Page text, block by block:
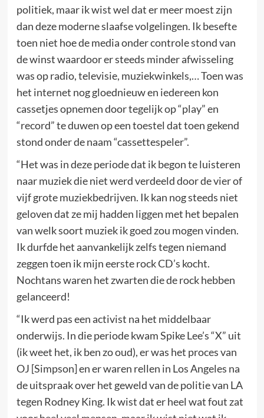
politiek, maar ik wist wel dat er meer moest zijn
dan deze moderne slaafse volgelingen. Ik besefte
toen niet hoe de media onder controle stond van
de winst waardoor er steeds minder afwisseling
was op radio, televisie, muziekwinkels,… Toen was
het internet nog gloednieuw en iedereen kon
cassetjes opnemen door tegelijk op “play” en
“record” te duwen op een toestel dat toen gekend
stond onder de naam “cassettespeler”.
“Het was in deze periode dat ik begon te luisteren
naar muziek die niet werd verdeeld door de vier of
vijf grote muziekbedrijven. Ik kan nog steeds niet
geloven dat ze mij hadden liggen met het bepalen
van welk soort muziek ik goed zou mogen vinden.
Ik durfde het aanvankelijk zelfs tegen niemand
zeggen toen ik mijn eerste rock CD’s kocht.
Nochtans waren het zwarten die de rock hebben
gelanceerd!
“Ik werd pas een activist na het middelbaar
onderwijs. In die periode kwam Spike Lee’s “X” uit
(ik weet het, ik ben zo oud), er was het proces van
OJ [Simpson] en er waren rellen in Los Angeles na
de uitspraak over het geweld van de politie van LA
tegen Rodney King. Ik wist dat er heel wat fout zat